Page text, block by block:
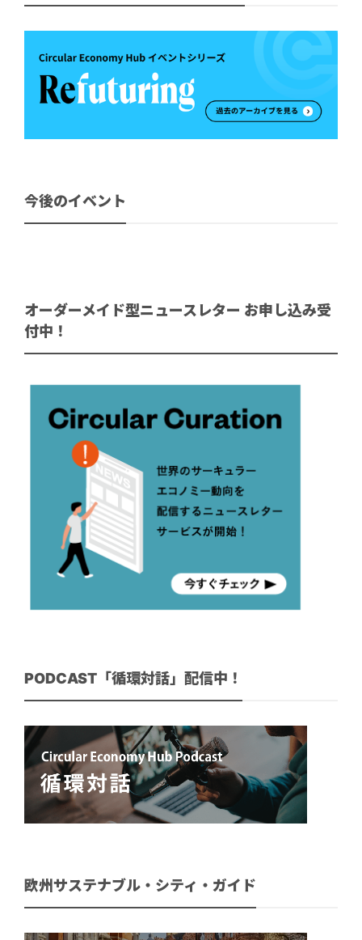
今後のイベント
オーダーメイド型ニュースレター お申し込み受
付中！
PODCAST「循環対話」配信中！
欧州サステナブル・シティ・ガイド